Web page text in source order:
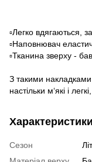
▫️Легко вдягаються,
▫️Наповнювач
▫️Тканина зверху -
З такими
настільки м‘які і
Характеристики
Сезон